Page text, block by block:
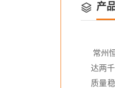
产
常州
达两
质量